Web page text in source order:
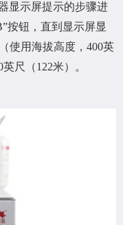
显示屏提示的步骤进
按钮，直到显示屏显
使用海拔高度，400英
尺（122米）。